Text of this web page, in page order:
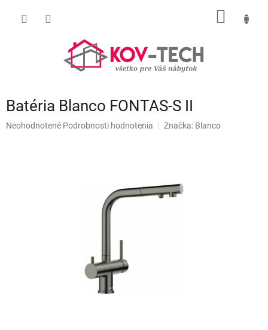
Batéria Blanco FONTAS-S II
Priemerné
Neohodnotené Podrobnosti hodnotenia Značka: Blanco